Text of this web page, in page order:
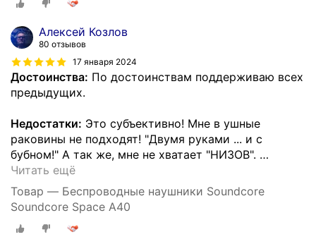
Алексей Козлов
80 отзывов
17 января 2024
Достоинства: По достоинствам поддерживаю всех
предыдущих.
Недостатки: Это субъективно! Мне в ушные
раковины не подходят! "Двумя руками ... и с
бубном!" А так же, мне не хватает "НИЗОВ". …
Читать ещё
Товар — Беспроводные наушники Soundcore
Soundcore Space A40